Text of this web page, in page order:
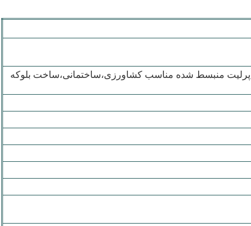
پرلیت منبسط شده مناسب کشاورزی،ساختمانی،ساخت بلوکه